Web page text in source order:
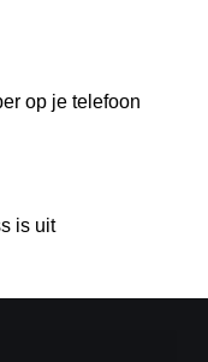
op je telefoon
is uit